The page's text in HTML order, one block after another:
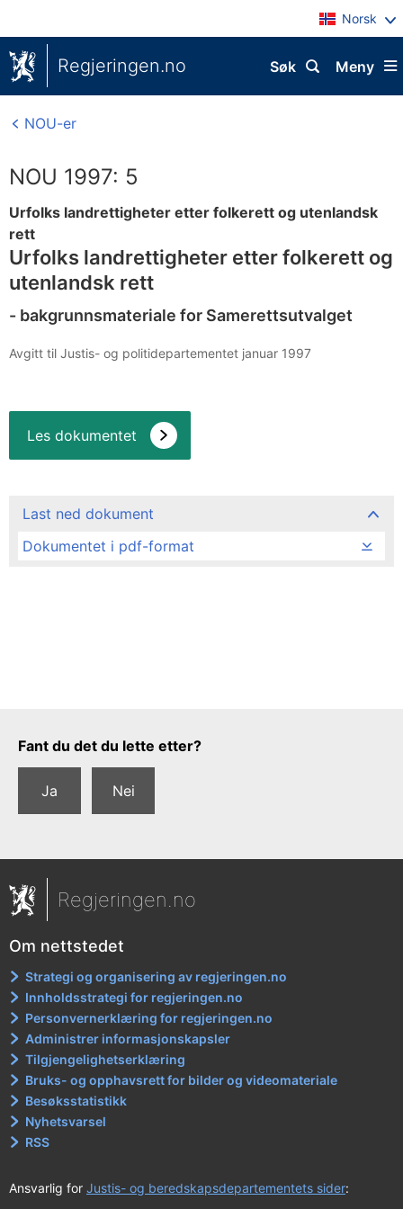
Norsk
Regjeringen.no Meny
Søk
NOU-er
NOU 1997: 5
Urfolks landrettigheter etter folkerett og utenlandsk
rett
Urfolks landrettigheter etter folkerett og
utenlandsk rett
- bakgrunnsmateriale for Samerettsutvalget
Avgitt til Justis- og politidepartementet januar 1997
Les dokumentet
Last ned dokument
Dokumentet i pdf-format
Tilbakemeldingsskjema
Fant du det du lette etter?
Ja Nei
Regjeringen.no
Om nettstedet
Strategi og organisering av regjeringen.no
Innholdsstrategi for regjeringen.no
Personvernerklæring for regjeringen.no
Administrer informasjonskapsler
Tilgjengelighetserklæring
Bruks- og opphavsrett for bilder og videomateriale
Besøksstatistikk
Nyhetsvarsel
RSS
Ansvarlig for Justis- og beredskapsdepartementets sider: